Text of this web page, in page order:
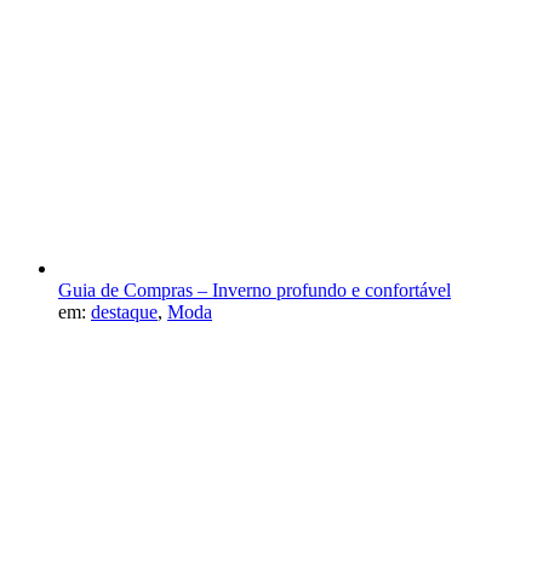
Guia de Compras – Inverno profundo e confortável
em: destaque, Moda